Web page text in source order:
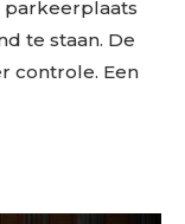
parkeerplaats
te staan. De
controle. Een